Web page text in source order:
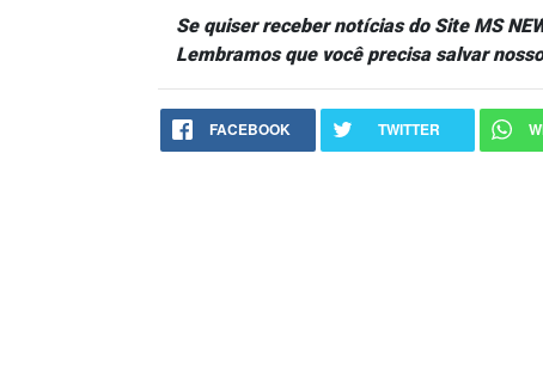
Se quiser receber notícias do Site MS
Lembramos que você precisa salvar
FACEBOOK TWITTER